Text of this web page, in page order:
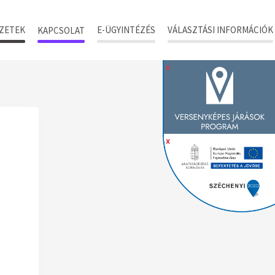
KAPCSOLAT E-ÜGYINTÉZÉS VÁLASZTÁSI INFORMÁCIÓK
x
x